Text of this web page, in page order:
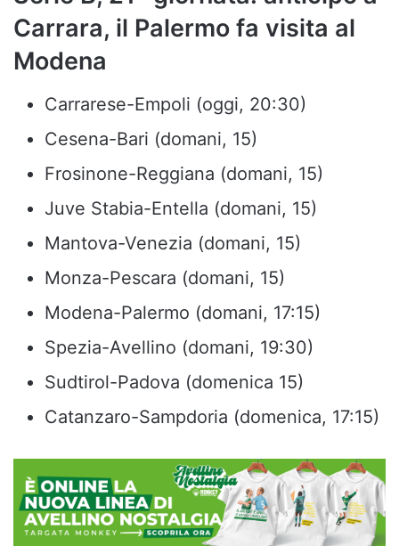
Carrara, il Palermo fa visita al
Modena
Carrarese-Empoli (oggi, 20:30)
Cesena-Bari (domani, 15)
Frosinone-Reggiana (domani, 15)
Juve Stabia-Entella (domani, 15)
Mantova-Venezia (domani, 15)
Monza-Pescara (domani, 15)
Modena-Palermo (domani, 17:15)
Spezia-Avellino (domani, 19:30)
Sudtirol-Padova (domenica 15)
Catanzaro-Sampdoria (domenica, 17:15)